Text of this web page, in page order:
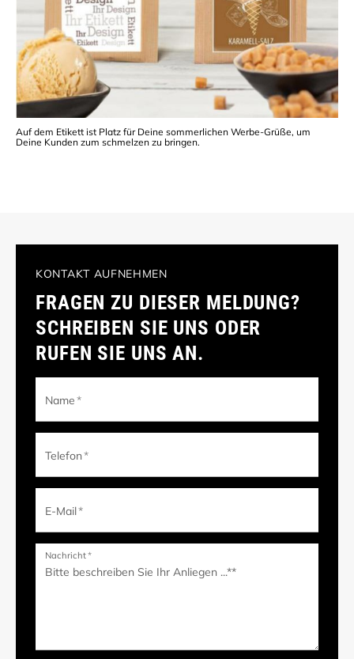
Auf dem Etikett ist Platz für Deine sommerlichen Werbe-Grüße, um
Deine Kunden zum schmelzen zu bringen.
KONTAKT AUFNEHMEN
FRAGEN ZU DIESER MELDUNG?
SCHREIBEN SIE UNS ODER
RUFEN SIE UNS AN.
Name*
Telefon*
E-Mail*
Nachricht*